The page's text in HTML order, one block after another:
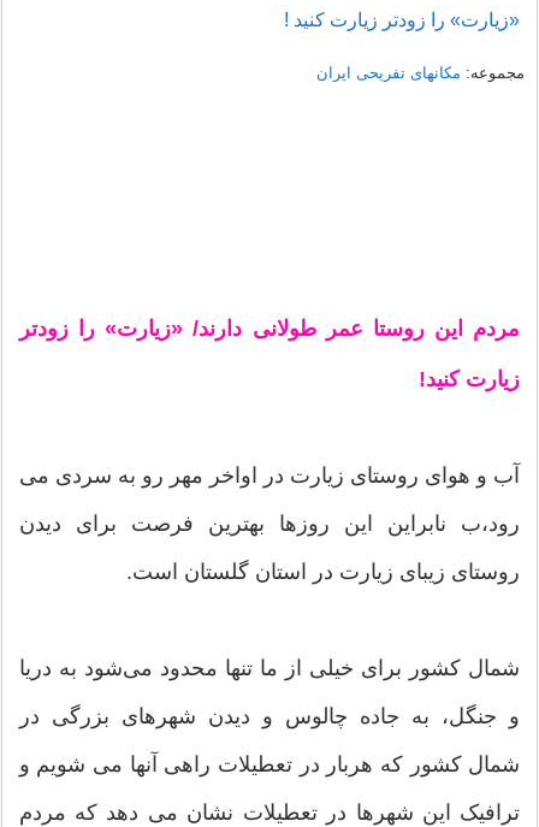
«زیارت» را زودتر زیارت کنید !
مجموعه: مکانهای تفریحی ايران
مردم این روستا عمر طولانی دارند/ «زیارت» را زودتر
زیارت کنید!
آب و هوای روستای زیارت در اواخر مهر رو به سردی می
رود،ب نابراین این روزها بهترین فرصت برای دیدن
روستای زیبای زیارت در استان گلستان است.
شمال کشور برای خیلی از ما تنها محدود می‌شود به دریا
و جنگل، به جاده چالوس و دیدن شهرهای بزرگی در
شمال کشور که هربار در تعطیلات راهی آنها می شویم و
ترافیک این شهرها در تعطیلات نشان می دهد که مردم